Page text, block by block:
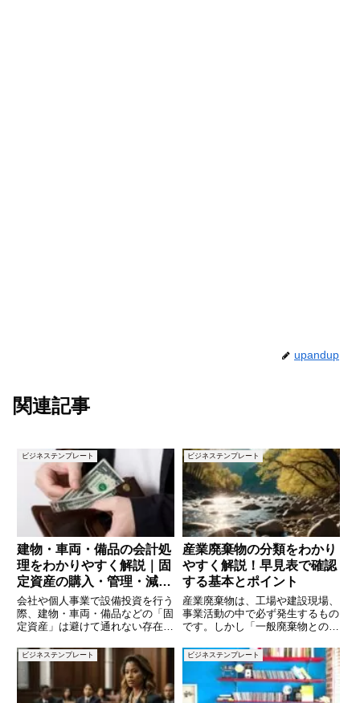
upandup
関連記事
ビジネステンプレート
建物・車両・備品の会計処
理をわかりやすく解説｜固
定資産の購入・管理・減価
償却の基本
会社や個人事業で設備投資を行う
際、建物・車両・備品などの「固
定資産」は避けて通れない存在で
ぐに費用化されるのではなく、減
価償却によって複数年に分けて費
用計上されます。本記事では、固
定資産の購入から仕訳処理、減価
ビジネステンプレート
産業廃棄物の分類をわかり
やすく解説！早見表で確認
する基本とポイント
産業廃棄物は、工場や建設現場、
事業活動の中で必ず発生するもの
です。しかし「一般廃棄物との違
物に分類されるのか？」といった
疑問を持つ方も多いのではないで
しょうか。本記事では、産業廃棄
物の基本的な分類をわかりやすく
ビジネステンプレート ビジネステンプレート